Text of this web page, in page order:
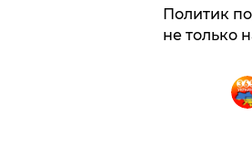
Политик
не только